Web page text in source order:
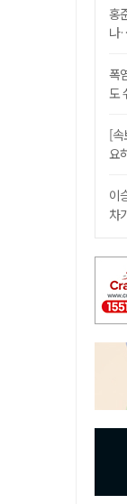
홍
나
폭
도
[속
요
이
차